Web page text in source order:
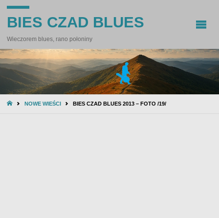
BIES CZAD BLUES
Wieczorem blues, rano połoniny
STRONANOWE WIEŚCI BIES CZAD BLUES 2013 – FOTO /19/